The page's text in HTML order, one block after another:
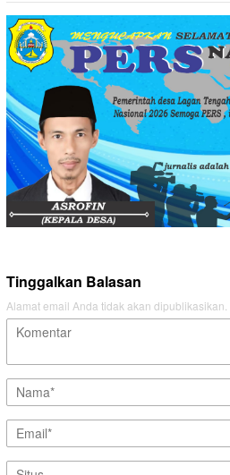
Tinggalkan Balasan
Alamat email Anda tidak akan dipublikasikan.